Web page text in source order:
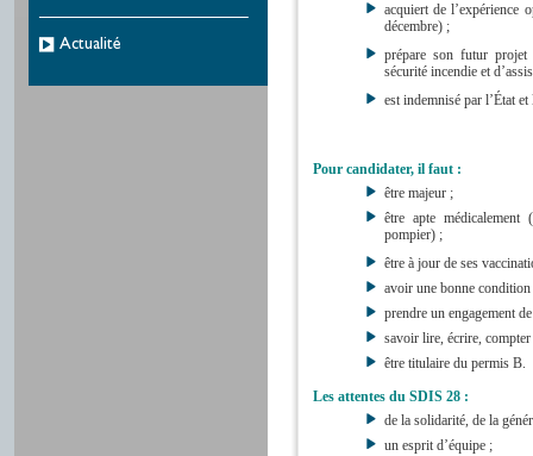
Actualité
acquiert de l’expérience
décembre) ;
prépare son futur projet
sécurité incendie et
est indemnisé par l’État
Pour candidater, il faut :
être majeur ;
être apte médicalement
pompier) ;
être à jour de ses
avoir une bonne
prendre un engagement
savoir lire, écrire, compter
être titulaire du permis B.
Les attentes du SDIS 28 :
de la solidarité, de la
un esprit d’équipe ;